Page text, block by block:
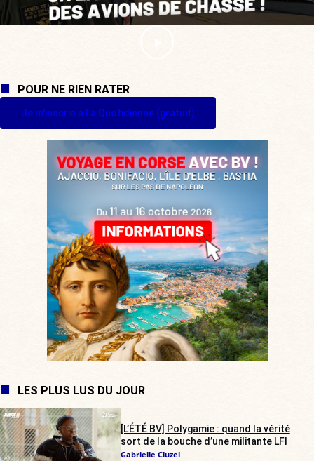
POUR NE RIEN RATER
Je m'inscris à La Quotidienne (gratuit)
LES PLUS LUS DU JOUR
[L’ÉTÉ BV] Polygamie : quand la vérité
sort de la bouche d’une militante LFI
Gabrielle Cluzel